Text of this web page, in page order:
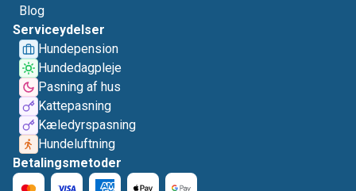
Blog
Serviceydelser
Hundepension
Hundedagpleje
Pasning af hus
Kattepasning
Kæledyrspasning
Hundeluftning
Betalingsmetoder